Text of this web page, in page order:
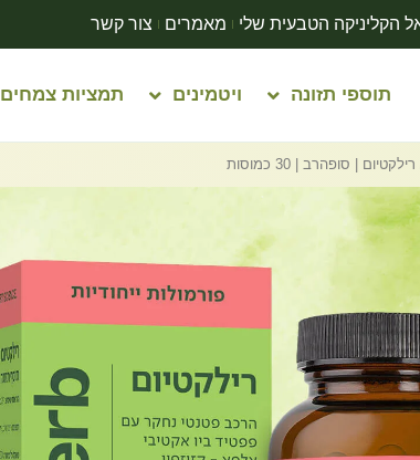
הקליניקה הטבעית שלי מאמרים צור קשר
תוספי תזונה ויטמינים תמציות צמחים
| סופהרב | 30 כמוסות